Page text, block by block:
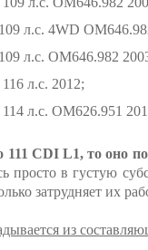
л.с. 4WD
л.с. OM646.982
л.с. 2012;
л.с. OM626.951
CDI L1, то оно
просто в густую
затрудняет их
из